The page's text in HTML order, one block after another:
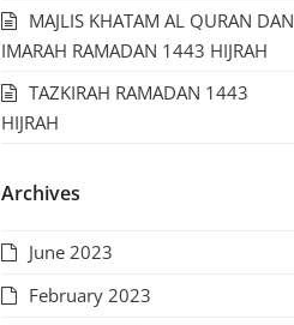
MAJLIS KHATAM AL QURAN DAN
IMARAH RAMADAN 1443 HIJRAH
TAZKIRAH RAMADAN 1443
HIJRAH
Archives
June 2023
February 2023